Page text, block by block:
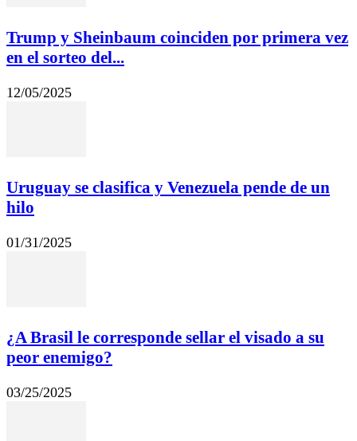
Trump y Sheinbaum coinciden por primera vez
en el sorteo del...
12/05/2025
Uruguay se clasifica y Venezuela pende de un
hilo
01/31/2025
¿A Brasil le corresponde sellar el visado a su
peor enemigo?
03/25/2025